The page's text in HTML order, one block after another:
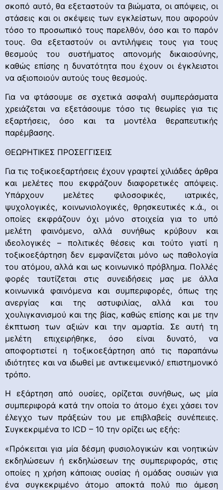
σκοπό αυτό, θα εξεταστούν τα βιώματα, οι απόψεις, οι
στάσεις και οι σκέψεις των εγκλείστων, που αφορούν
τόσο το προσωπικό τους παρελθόν, όσο και το παρόν
τους. Θα εξεταστούν οι αντιλήψεις τους για τους
θεσμούς του συστήματος απονομής δικαιοσύνης,
καθώς επίσης η δυνατότητα που έχουν οι έγκλειστοι
να αξιοποιούν αυτούς τους θεσμούς.
Για να φτάσουμε σε σχετικά ασφαλή συμπεράσματα
χρειάζεται να εξετάσουμε τόσο τις θεωρίες για τις
εξαρτήσεις, όσο και τα μοντέλα θεραπευτικής
παρέμβασης.
ΘΕΩΡΗΤΙΚΕΣ ΠΡΟΣΕΓΓΙΣΕΙΣ
Για τις τοξικοεξαρτήσεις έχουν γραφτεί χιλιάδες άρθρα
και μελέτες που εκφράζουν διαφορετικές απόψεις.
Υπάρχουν μελέτες φιλοσοφικές, ιατρικές,
ψυχολογικές, κοινωνιολογικές, θρησκευτικές κ.ά., οι
οποίες εκφράζουν όχι μόνο στοιχεία για το υπό
μελέτη φαινόμενο, αλλά συνήθως κρύβουν και
ιδεολογικές – πολιτικές θέσεις και τούτο γιατί η
τοξικοεξάρτηση δεν εμφανίζεται μόνο ως παθολογία
του ατόμου, αλλά και ως κοινωνικό πρόβλημα. Πολλές
φορές ταυτίζεται στις συνειδήσεις μας με άλλα
κοινωνικά φαινόμενα και συμπεριφορές, όπως της
ανεργίας και της αστυφιλίας, αλλά και του
χουλιγκανισμού και της βίας, καθώς επίσης και με την
έκπτωση των αξιών και την αμαρτία. Σε αυτή τη
μελέτη επιχειρήθηκε, όσο είναι δυνατό, να
αποφορτιστεί η τοξικοεξάρτηση από τις παραπάνω
ιδιότητες και να ιδωθεί με αντικειμενικό/ επιστημονικό
τρόπο.
Η εξάρτηση από ουσίες, ορίζεται συνήθως, ως μία
συμπεριφορά κατά την οποία το άτομο έχει χάσει τον
έλεγχο των πράξεών του με επιβλαβείς συνέπειες.
Συγκεκριμένα το ICD – 10 την ορίζει ως εξής:
«Πρόκειται για μία δέσμη φυσιολογικών και νοητικών
εκδηλώσεων ή εκδηλώσεων της συμπεριφοράς, στις
οποίες η χρήση κάποιας ουσίας ή ομάδας ουσιών για
ένα συγκεκριμένο άτομο αποκτά πολύ πιο άμεση